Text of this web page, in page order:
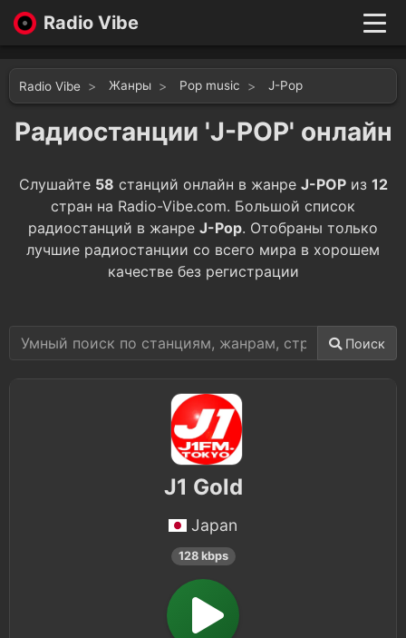
Radio Vibe
New
Genres
Likes
Top 100
Войти
Radio Vibe Жанры Pop music J-Pop
Радиостанции 'J-POP' онлайн
Слушайте 58 станций онлайн в жанре J-POPиз 12
стран на Radio-Vibe.com. Большой список
радиостанций в жанре J-Pop. Отобраны только
лучшие радиостанции со всего мира в хорошем
качестве без регистрации
Поиск
J1 Gold
Japan
128 kbps